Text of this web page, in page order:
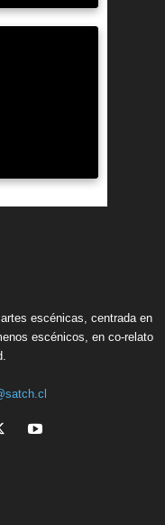
escénicas, centrada en
escénicos, en co-relato